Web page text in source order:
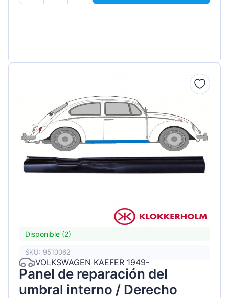
Disponible (2)
SKU: 9510062
VOLKSWAGEN KAEFER 1949-
Panel de reparación del
umbral interno / Derecho